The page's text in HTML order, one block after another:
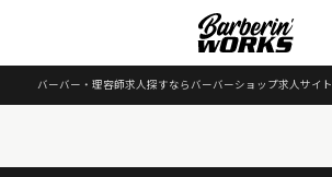
バーバー・理容師求人探すならバーバーショップ求人サイト